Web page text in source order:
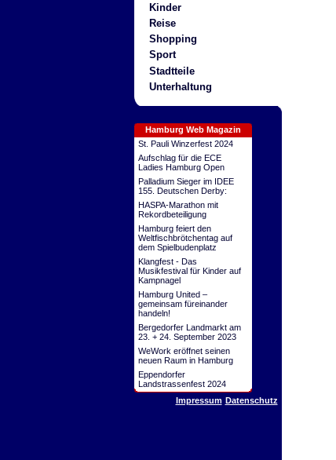
Kinder
Reise
Shopping
Sport
Stadtteile
Unterhaltung
Hamburg Web Magazin
St. Pauli Winzerfest 2024
Aufschlag für die ECE
Ladies Hamburg Open
Palladium Sieger im IDEE
155. Deutschen Derby:
HASPA-Marathon mit
Rekordbeteiligung
Hamburg feiert den
Weltfischbrötchentag auf
dem Spielbudenplatz
Klangfest - Das
Musikfestival für Kinder auf
Kampnagel
Hamburg United –
gemeinsam füreinander
handeln!
Bergedorfer Landmarkt am
23. + 24. September 2023
WeWork eröffnet seinen
neuen Raum in Hamburg
Eppendorfer
Landstrassenfest 2024
Impressum Datenschutz